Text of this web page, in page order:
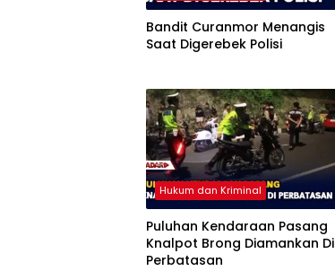
Bandit Curanmor Menangis
Saat Digerebek Polisi
Hukum dan Kriminal
Puluhan Kendaraan Pasang
Knalpot Brong Diamankan Di
Perbatasan